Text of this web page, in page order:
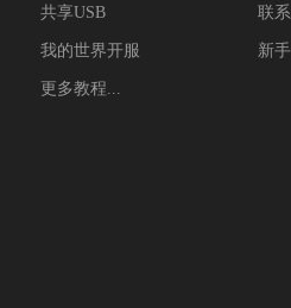
共享USB
我的世界开服
更多教程...
联
新